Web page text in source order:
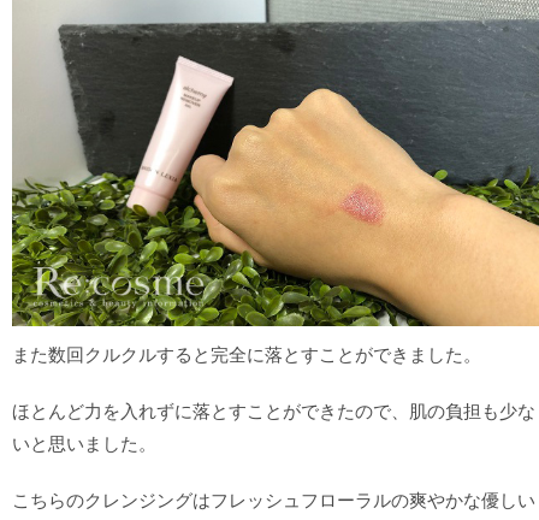
また数回クルクルすると完全に落とすことができました。
ほとんど力を入れずに落とすことができたので、肌の負担も少な
いと思いました。
こちらのクレンジングはフレッシュフローラルの爽やかな優しい